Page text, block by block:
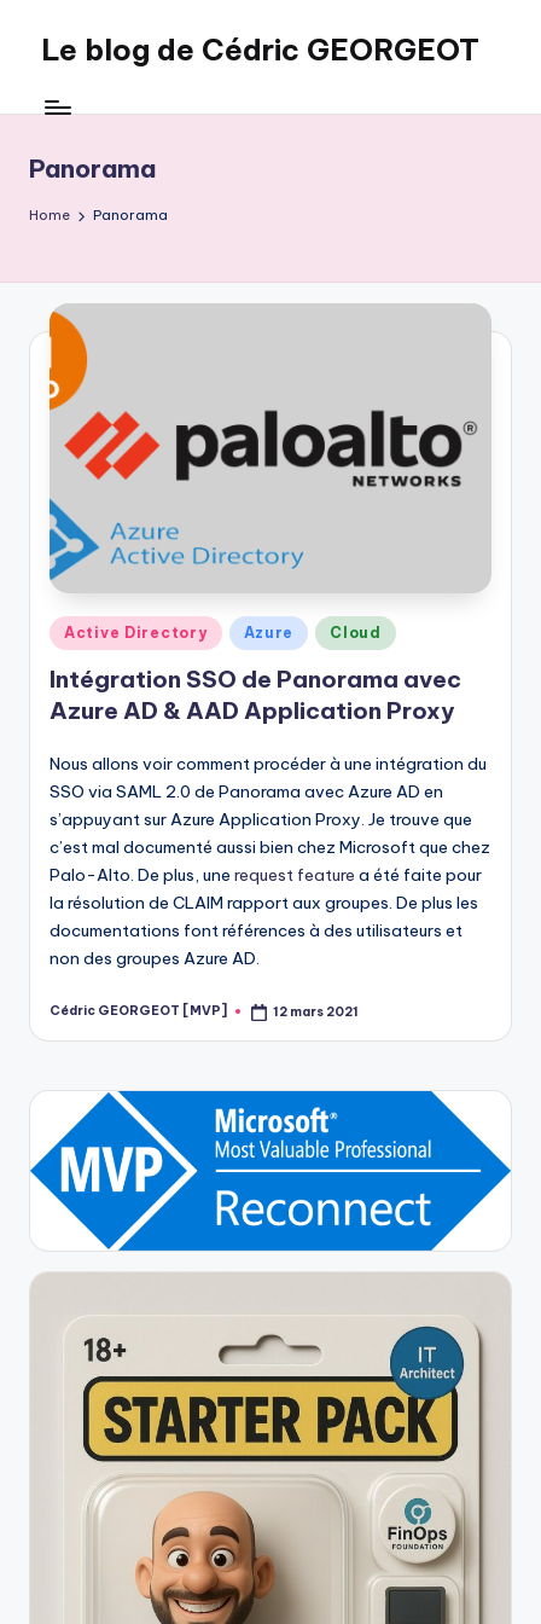
content
Le blog de Cédric GEORGEOT
Panorama
Home Panorama
Posted
in
Active Directory Azure Cloud
Intégration SSO de Panorama avec
Azure AD & AAD Application Proxy
Nous allons voir comment procéder à une intégration du
SSO via SAML 2.0 de Panorama avec Azure AD en
s’appuyant sur Azure Application Proxy. Je trouve que
c’est mal documenté aussi bien chez Microsoft que chez
Palo-Alto. De plus, une request feature a été faite pour
la résolution de CLAIM rapport aux groupes. De plus les
documentations font références à des utilisateurs et
non des groupes Azure AD.
Posted
Cédric GEORGEOT [MVP] 12 mars 2021